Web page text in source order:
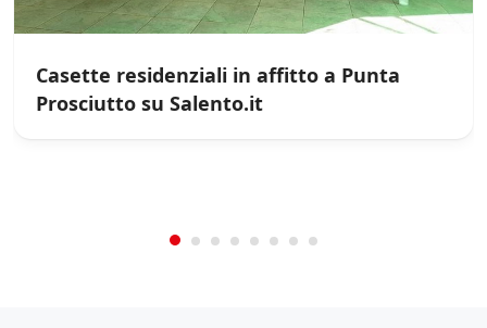
Casette residenziali in affitto a Punta
Prosciutto su Salento.it